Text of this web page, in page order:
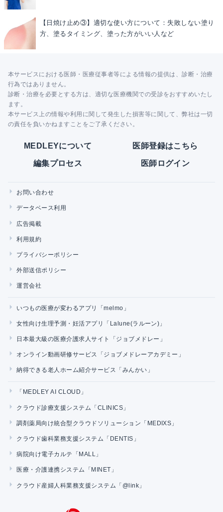
【日焼け止め③】適切な使い方について：失敗しない塗り
方、塗るタイミング、塗った方がいい人など
本サービスにおける医師・医療従事者等による情報の提供は、診断・治療
行為ではありません。
診断・治療を必要とする方は、適切な医療機関での受診をおすすめいたし
ます。
本サービス上の情報や利用に関して発生した損害等に関して、弊社は一切
の責任を負いかねますことをご了承ください。
MEDLEYについて 医師登録はこちら
編集プロセス 医師ログイン
お問い合わせ
データベース利用
広告掲載
利用規約
プライバシーポリシー
外部送信ポリシー
運営会社
いつもの医療が変わるアプリ「melmo」
女性向け生理予測・妊活アプリ「Lalune(ラルーン)」
日本最大級の医療介護求人サイト「ジョブメドレー」
オンライン動画研修サービス「ジョブメドレーアカデミー」
納得できる老人ホーム紹介サービス「みんかい」
「MEDLEY AI CLOUD」
クラウド診療支援システム「CLINICS」
調剤薬局向け統合型クラウドソリューション「MEDIXS」
クラウド歯科業務支援システム「DENTIS」
病院向け電子カルテ「MALL」
医療・介護連携システム「MINET」
クラウド産婦人科業務支援システム「@link」